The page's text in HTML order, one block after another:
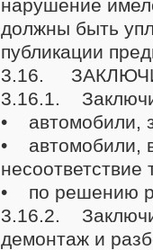
нарушение
должны быть
публикации
3.16.
3.16.1.
• автомобили,
• автомобили,
• по решению
3.16.2.
демонтаж и